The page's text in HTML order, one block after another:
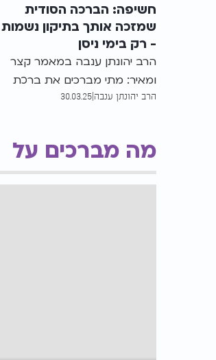
חשיפה: הברכה הסודית
שמזכה אותך בתיקון נשמות
- רק בימי ניסן
הרב יהונתן ענבה במאמר קצר
ומאיר: מתי מברכים את ברכת
האילנות, מה סודה הפנימי, ואיך כל
פעם בשנה בלבד
הרב יהונתן ענבה|
30.03.25
מה מברכים על